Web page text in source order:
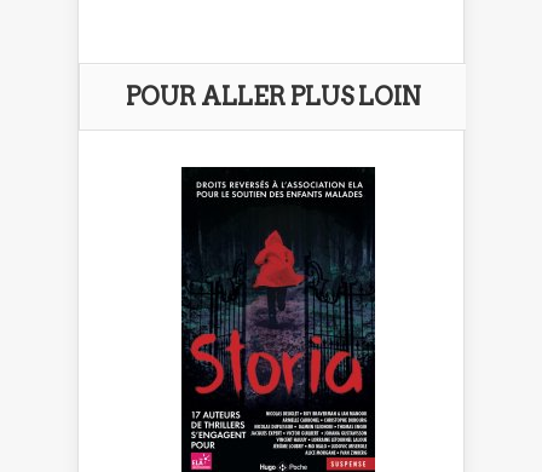
POUR ALLER PLUS LOIN